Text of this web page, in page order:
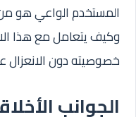
المستخدم الواعي هو
وكيف يتعامل مع هذا
خصوصيته دون الانعزال
الجوانب